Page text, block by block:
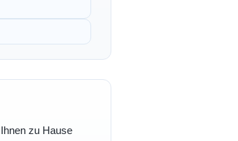
zu Hause